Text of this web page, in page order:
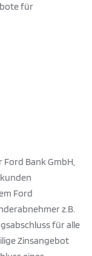
für
Bank GmbH,
Ford
z.B.
für alle
Zinsangebot